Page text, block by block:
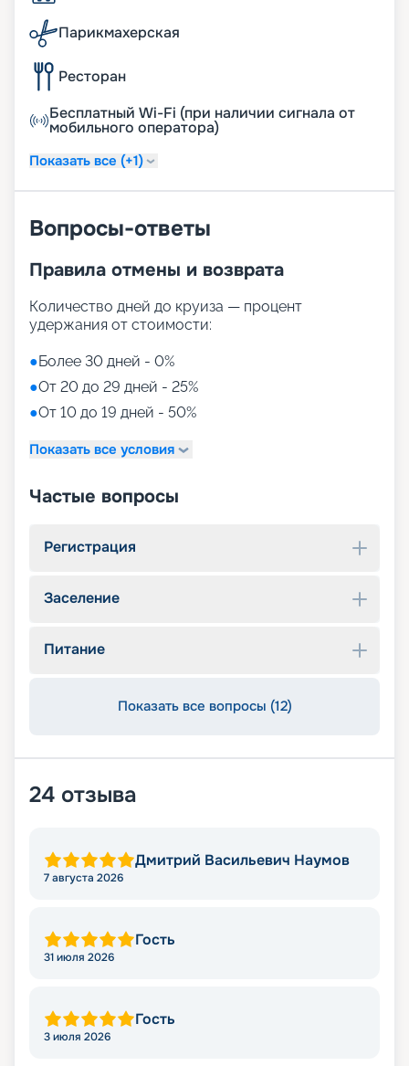
Парикмахерская
Ресторан
Бесплатный Wi-Fi (при наличии сигнала от
мобильного оператора)
Показать все (+1)
Вопросы-ответы
Правила отмены и возврата
Количество дней до круиза — процент
удержания от стоимости:
●Более 30 дней - 0%
●От 20 до 29 дней - 25%
●От 10 до 19 дней - 50%
Показать все условия
Частые вопросы
Регистрация
Заселение
Питание
Показать все вопросы (12)
24 отзыва
Дмитрий Васильевич Наумов
7 августа 2026
Гость
31 июля 2026
Гость
3 июля 2026